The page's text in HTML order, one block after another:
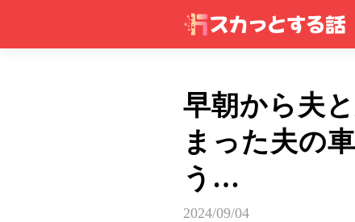
早朝から夫
まった夫の
う…
2024/09/04